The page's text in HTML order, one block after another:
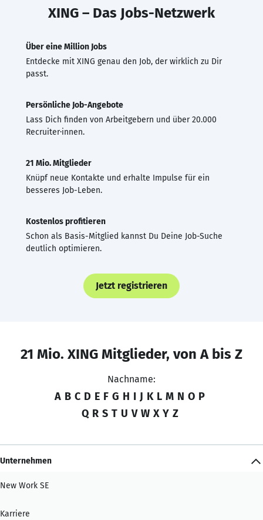
XING – Das Jobs-Netzwerk
Über eine Million Jobs
Entdecke mit XING genau den Job, der wirklich zu Dir
passt.
Persönliche Job-Angebote
Lass Dich finden von Arbeitgebern und über 20.000
Recruiter·innen.
21 Mio. Mitglieder
Knüpf neue Kontakte und erhalte Impulse für ein
besseres Job-Leben.
Kostenlos profitieren
Schon als Basis-Mitglied kannst Du Deine Job-Suche
deutlich optimieren.
Jetzt registrieren
21 Mio. XING Mitglieder, von A bis Z
Nachname:
A B C D E F G H I J K L M N O P
Q R S T U V W X Y Z
Unternehmen
New Work SE
Karriere